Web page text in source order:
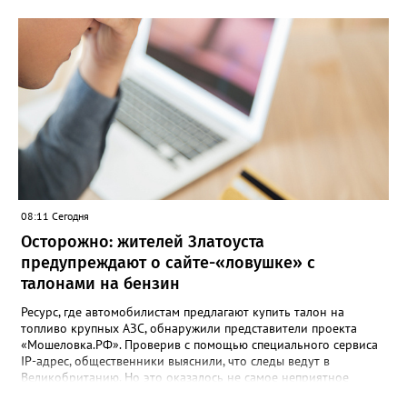
прослушивания участников, мастер-классы от ведущих
наставников, выступления победителей прошлых лет и
приглашённых артистов», - сообщает оргкомитет. Вход на все
фестивальные мероприятия будет свободным. В 2025 году в
фестивале участвовали 26 финалистов из городов
Челябинской, Свердловской, Курганской, Оренбургской
областей, Ханты-Мансийского автономного округа и
Республики Башкортостан. Приглашённой звездой стал
идейный вдохновитель, организатор фестиваля, эстрадный
певец, победитель главного патриотического конкурса страны
«Солдатский конверт», лауреат премии в области культуры и
искусства «Золотая лира», участник телевизионных проектов
на Первом канале, обладатель звания «Голос страны» Алексей
Ковин.
08:11 Сегодня
Осторожно: жителей Златоуста
предупреждают о сайте-«ловушке» с
талонами на бензин
Ресурс, где автомобилистам предлагают купить талон на
топливо крупных АЗС, обнаружили представители проекта
«Мошеловка.РФ». Проверив с помощью специального сервиса
IP-адрес, общественники выяснили, что следы ведут в
Великобританию. Но это оказалось не самое неприятное